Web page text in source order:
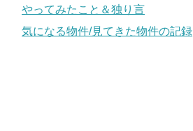
やってみたこと＆独り言
気になる物件/見てきた物件の記録